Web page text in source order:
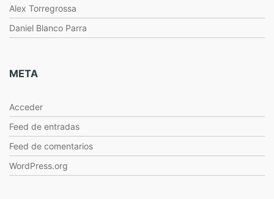
Alex Torregrossa
Daniel Blanco Parra
META
Acceder
Feed de entradas
Feed de comentarios
WordPress.org